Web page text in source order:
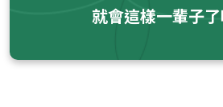
就會這樣一輩子了